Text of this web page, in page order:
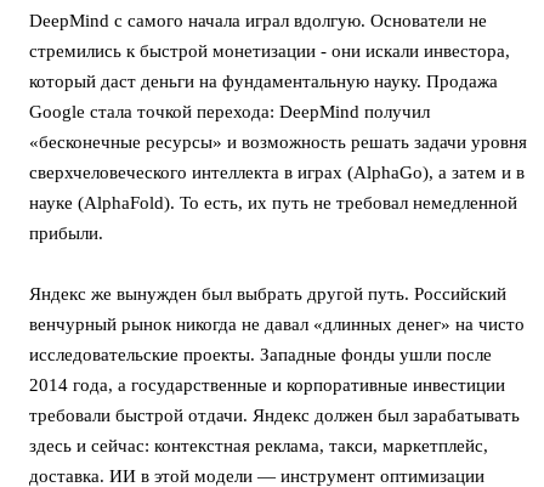
DeepMind с самого начала играл вдолгую. Основатели не
стремились к быстрой монетизации - они искали инвестора,
который даст деньги на фундаментальную науку. Продажа
Google стала точкой перехода: DeepMind получил
«бесконечные ресурсы» и возможность решать задачи уровня
сверхчеловеческого интеллекта в играх (AlphaGo), а затем и в
науке (AlphaFold). То есть, их путь не требовал немедленной
прибыли.
Яндекс же вынужден был выбрать другой путь. Российский
венчурный рынок никогда не давал «длинных денег» на чисто
исследовательские проекты. Западные фонды ушли после
2014 года, а государственные и корпоративные инвестиции
требовали быстрой отдачи. Яндекс должен был зарабатывать
здесь и сейчас: контекстная реклама, такси, маркетплейс,
доставка. ИИ в этой модели — инструмент оптимизации